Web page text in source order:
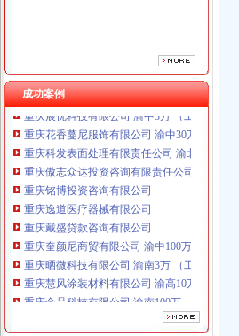
成功案例
重庆慧风涂装材料有限公司 渝高10万 （工商
重庆金品科技有限公司 渝南100万 （进出口权
重庆展优科技有限公司 渝中3万 （工商注册）
重庆花香蔓尼服饰有限公司 渝中30万 （工商
重庆科发表面处理有限责任公司 渝北800万 （
重庆傲志众达投资咨询有限责任公司 渝九
重庆铭博投资咨询有限公司
重庆逸道医疗器械有限公司
重庆戴盛贷款咨询有限公司
重庆奎颜尼商贸有限公司 渝中100万 （工商注
重庆晒微科技有限公司 渝南3万 （工商注册）
重庆慧风涂装材料有限公司 渝高10万 （工商
重庆金品科技有限公司 渝南100万 （进出口权
重庆展优科技有限公司 渝中3万 （工商注册）
重庆花香蔓尼服饰有限公司 渝中30万 （工商